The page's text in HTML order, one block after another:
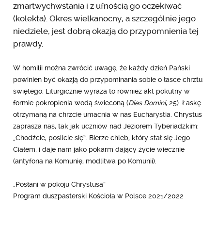
zmartwychwstania i z ufnością go oczekiwać
(kolekta). Okres wielkanocny, a szczególnie jego
niedziele, jest dobrą okazją do przypomnienia tej
prawdy.
W homilii można zwrócić uwagę, że każdy dzień Pański
powinien być okazją do przypominania sobie o łasce chrztu
świętego. Liturgicznie wyraża to również akt pokutny w
formie pokropienia wodą świeconą (Dies Domini, 25). Łaskę
otrzymaną na chrzcie umacnia w nas Eucharystia. Chrystus
zaprasza nas, tak jak uczniów nad Jeziorem Tyberiadzkim:
„Chodźcie, posilcie się”. Bierze chleb, który stał się Jego
Ciałem, i daje nam jako pokarm dający życie wiecznie
(antyfona na Komunię, modlitwa po Komunii).
„Posłani w pokoju Chrystusa”
Program duszpasterski Kościoła w Polsce 2021/2022